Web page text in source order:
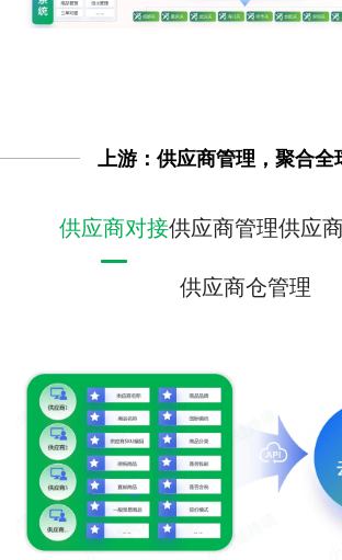
上游：供应商管理，聚合全
供应商对接供应商管理供应
供应商仓管理